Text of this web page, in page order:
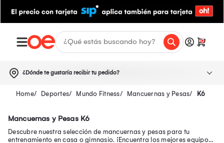
0
¿Dónde te gustaría recibir tu pedido?
Deportes Mundo Fitness Mancuernas y Pesas K6
Mancuernas y Pesas K6
Descubre nuestra selección de mancuernas y pesas para tu
entrenamiento en casa o gimnasio. ¡Encuentra los mejores equipos